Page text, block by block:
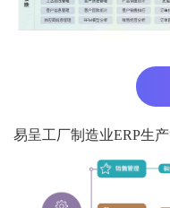
易呈工厂制造业ERP生